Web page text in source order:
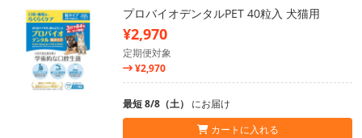
プロバイオデンタルPET 40粒入 犬猫用
¥2,970
定期便対象
¥2,970
最短 8/8（土） にお届け
カートに入れる